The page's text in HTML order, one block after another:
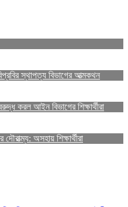
স্থাপত্য বিভাগের আত্মকথন
করল আইন বিভাগের শিক্ষার্থীরা
অসহায় শিক্ষার্থীরা